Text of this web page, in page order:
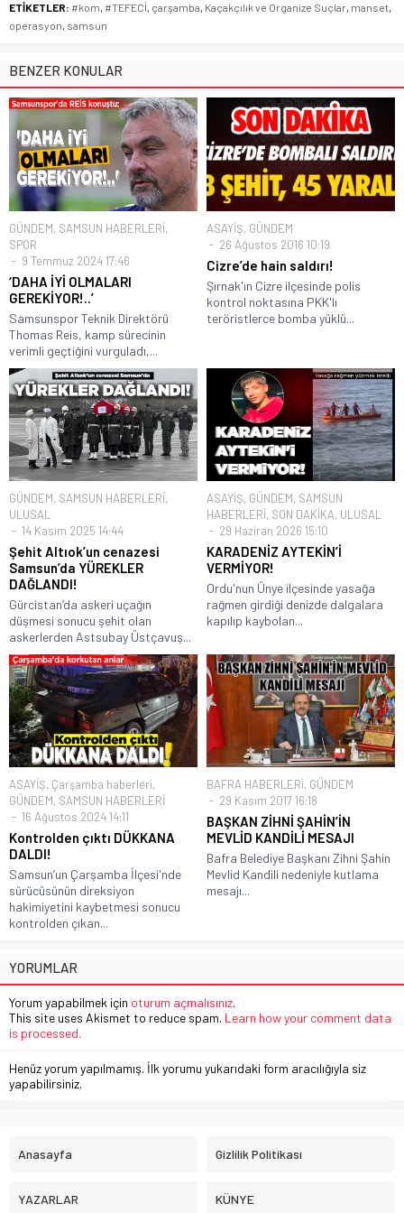
ETİKETLER: #kom, #TEFECİ, çarşamba, Kaçakçılık ve Organize Suçlar, manset,
operasyon, samsun
BENZER KONULAR
GÜNDEM, SAMSUN HABERLERİ,
SPOR
9 Temmuz 2024 17:46
‘DAHA İYİ OLMALARI
GEREKİYOR!..’
Samsunspor Teknik Direktörü
Thomas Reis, kamp sürecinin
verimli geçtiğini vurguladı,...
ASAYİŞ, GÜNDEM
26 Ağustos 2016 10:19
Cizre’de hain saldırı!
Şırnak'ın Cizre ilçesinde polis
kontrol noktasına PKK'lı
teröristlerce bomba yüklü...
GÜNDEM, SAMSUN HABERLERİ,
ULUSAL
14 Kasım 2025 14:44
Şehit Altıok’un cenazesi
Samsun’da YÜREKLER
DAĞLANDI!
Gürcistan’da askeri uçağın
düşmesi sonucu şehit olan
askerlerden Astsubay Üstçavuş...
ASAYİŞ, GÜNDEM, SAMSUN
HABERLERİ, SON DAKİKA, ULUSAL
29 Haziran 2026 15:10
KARADENİZ AYTEKİN’İ
VERMİYOR!
Ordu'nun Ünye ilçesinde yasağa
rağmen girdiği denizde dalgalara
kapılıp kaybolan...
ASAYİŞ, Çarşamba haberleri,
GÜNDEM, SAMSUN HABERLERİ
16 Ağustos 2024 14:11
Kontrolden çıktı DÜKKANA
DALDI!
Samsun’un Çarşamba İlçesi'nde
sürücüsünün direksiyon
hakimiyetini kaybetmesi sonucu
kontrolden çıkan...
BAFRA HABERLERİ, GÜNDEM
29 Kasım 2017 16:18
BAŞKAN ZİHNİ ŞAHİN’İN
MEVLİD KANDİLİ MESAJI
Bafra Belediye Başkanı Zihni Şahin
Mevlid Kandili nedeniyle kutlama
mesajı...
YORUMLAR
Yorum yapabilmek için oturum açmalısınız.
This site uses Akismet to reduce spam. Learn how your comment data
is processed.
Henüz yorum yapılmamış. İlk yorumu yukarıdaki form aracılığıyla siz
yapabilirsiniz.
Anasayfa Gizlilik Politikası
YAZARLAR KÜNYE